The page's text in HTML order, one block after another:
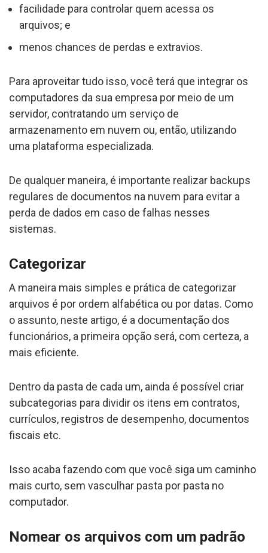
facilidade para controlar quem acessa os
arquivos; e
menos chances de perdas e extravios.
Para aproveitar tudo isso, você terá que integrar os
computadores da sua empresa por meio de um
servidor, contratando um serviço de
armazenamento em nuvem ou, então, utilizando
uma plataforma especializada.
De qualquer maneira, é importante realizar backups
regulares de documentos na nuvem para evitar a
perda de dados em caso de falhas nesses
sistemas.
Categorizar
A maneira mais simples e prática de categorizar
arquivos é por ordem alfabética ou por datas. Como
o assunto, neste artigo, é a documentação dos
funcionários, a primeira opção será, com certeza, a
mais eficiente.
Dentro da pasta de cada um, ainda é possível criar
subcategorias para dividir os itens em contratos,
currículos, registros de desempenho, documentos
fiscais etc.
Isso acaba fazendo com que você siga um caminho
mais curto, sem vasculhar pasta por pasta no
computador.
Nomear os arquivos com um padrão